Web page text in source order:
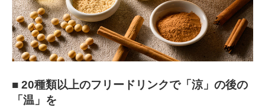
■ 20種類以上のフリードリンクで「涼」の後の
「温」を